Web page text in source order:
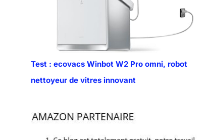
Test : ecovacs Winbot W2 Pro omni, robot
nettoyeur de vitres innovant